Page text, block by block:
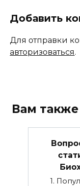
Добавить
Для отправки
авторизоваться.
Вам
1.